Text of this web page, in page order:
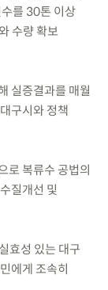
를 30톤 이상
수량 확보
실증결과를 매월
구시와 정책
로 복류수 공법의
질개선 및
효성 있는 대구
에게 조속히